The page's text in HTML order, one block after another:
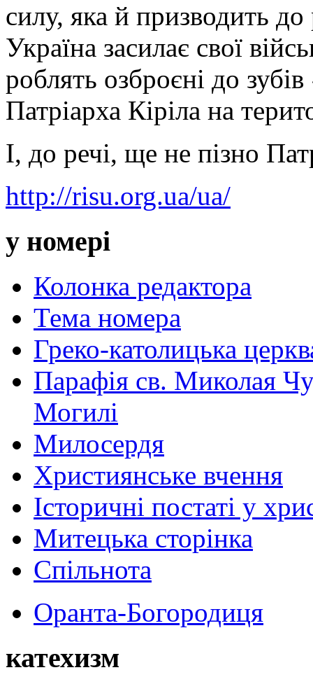
силу, яка й призводить
Україна засилає свої
роблять озброєні до
Патріарха Кіріла на
І, до речі, ще не пізно
http://risu.org.ua/ua/
у номері
Колонка редактора
Тема номера
Греко-католицька
Парафія св. Миколая
Могилі
Милосердя
Християнське вчення
Історичні постаті у
Митецька сторінка
Спільнота
Оранта-Богородиця
катехизм